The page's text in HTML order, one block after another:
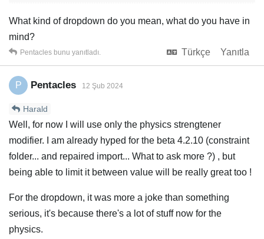
What kind of dropdown do you mean, what do you have in
mind?
Türkçe
Yanıtla
Pentacles bunu yanıtladı.
P Pentacles 12 Şub 2024
Harald
Well, for now I will use only the physics strengtener
modifier. I am already hyped for the beta 4.2.10 (constraint
folder... and repaired import... What to ask more ?) , but
being able to limit it between value will be really great too !
For the dropdown, it was more a joke than something
serious, it's because there's a lot of stuff now for the
physics.